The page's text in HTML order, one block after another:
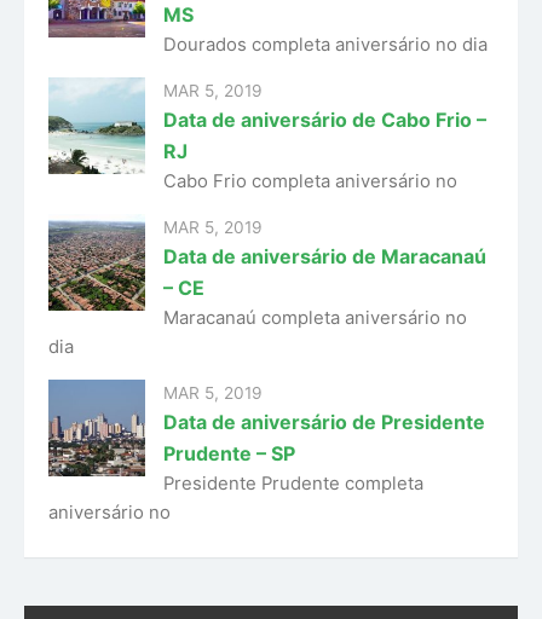
MS
Dourados completa aniversário no dia
MAR 5, 2019
Data de aniversário de Cabo Frio –
RJ
Cabo Frio completa aniversário no
MAR 5, 2019
Data de aniversário de Maracanaú
– CE
Maracanaú completa aniversário no
dia
MAR 5, 2019
Data de aniversário de Presidente
Prudente – SP
Presidente Prudente completa
aniversário no